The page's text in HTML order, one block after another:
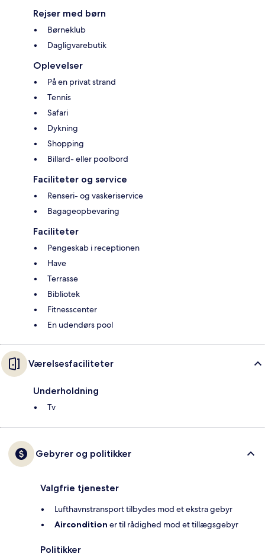
Rejser med børn
Børneklub
Dagligvarebutik
Oplevelser
På en privat strand
Tennis
Safari
Dykning
Shopping
Billard- eller poolbord
Faciliteter og service
Renseri- og vaskeriservice
Bagageopbevaring
Faciliteter
Pengeskab i receptionen
Have
Terrasse
Bibliotek
Fitnesscenter
En udendørs pool
Værelsesfaciliteter
Underholdning
Tv
Gebyrer og politikker
Valgfrie tjenester
Lufthavnstransport tilbydes mod et ekstra gebyr
Aircondition er til rådighed mod et tillægsgebyr
Politikker